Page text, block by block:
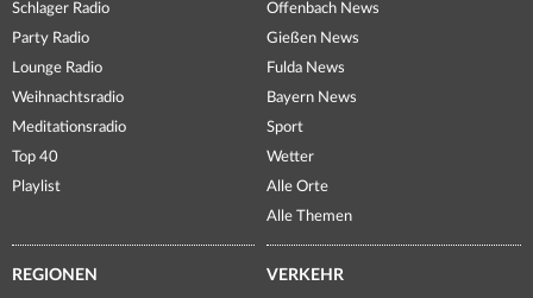
Schlager Radio
Party Radio
Lounge Radio
Weihnachtsradio
Meditationsradio
Top 40
Playlist
Offenbach News
Gießen News
Fulda News
Bayern News
Sport
Wetter
Alle Orte
Alle Themen
REGIONEN VERKEHR